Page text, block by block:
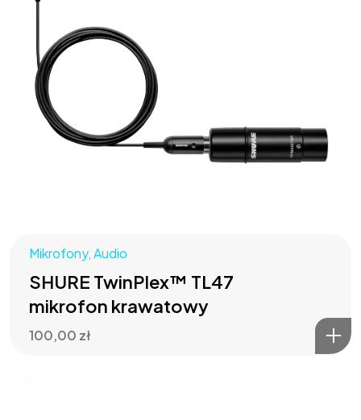
Mikrofony,Audio
SHURE TwinPlex™ TL47
mikrofon krawatowy
100,00 zł